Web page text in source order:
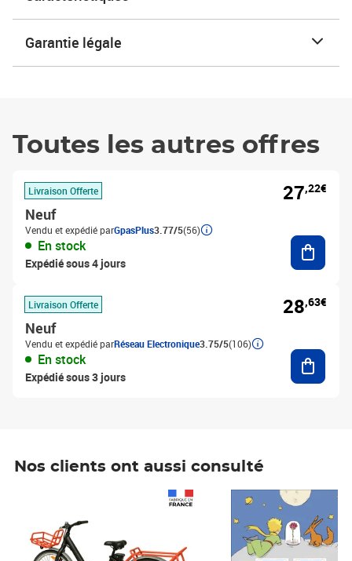
Garantie légale
Toutes les autres offres
Livraison Offerte
Neuf
Vendu et expédié parGpasPlus3.77/5(56)
En stock
Expédié sous 4 jours
27,22€
Livraison Offerte
Neuf
Vendu et expédié parRéseau Electronique3.75/5(106)
En stock
Expédié sous 3 jours
28,63€
Nos clients ont aussi consulté
Prix 7,50€